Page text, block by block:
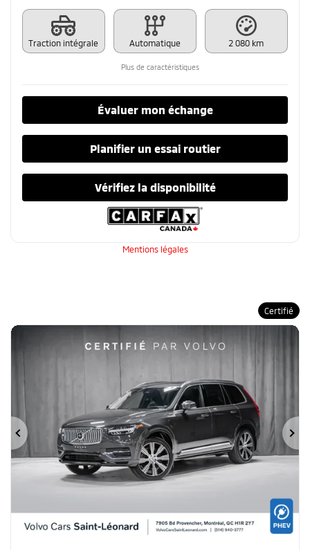
Traction intégrale Automatique 2 080 km
Plus de caractéristiques
Évaluer mon échange
Planifier un essai routier
Vérifiez la disponibilité
Mentions légales
Certifié
Précédent